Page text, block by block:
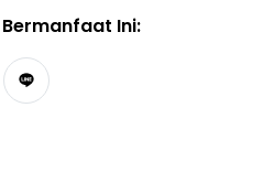
Ini: